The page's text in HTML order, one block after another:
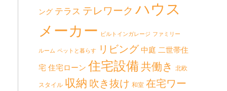
ング テラス テレワーク ハウス
メーカー
ビルトインガレージ ファミリー
ルーム ペットと暮らす リビング 中庭 二世帯住
宅 住宅ローン 住宅設備 共働き 北欧
スタイル 収納 吹き抜け 和室 在宅ワー